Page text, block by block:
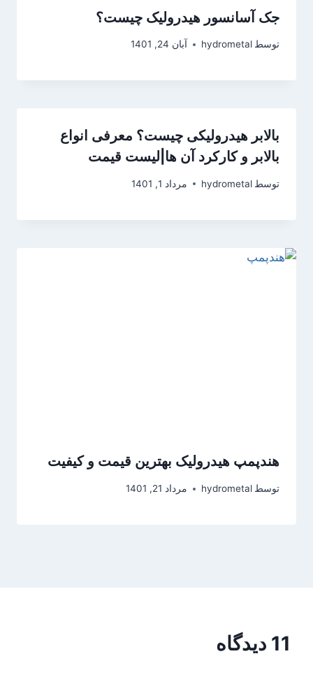
جک آسانسور هیدرولیک چیست؟
توسط hydrometal آبان 24, 1401
بالابر هیدرولیکی چیست؟ معرفی انواع
بالابر و کارکرد آن ها|لیست قیمت
توسط hydrometal مرداد 1, 1401
هندپمپ هیدرولیک بهترین قیمت و کیفیت
توسط hydrometal مرداد 21, 1401
11 دیدگاه